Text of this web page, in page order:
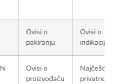
Ovisi o
pakiranju
Ovisi o
indikaciji
Ovisi o
proizvođaču
Najčešće
privatno